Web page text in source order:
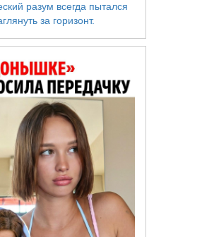
разум всегда пытался
за горизонт.